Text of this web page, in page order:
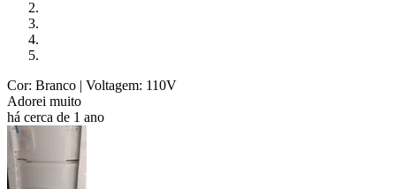
Cor: Branco | Voltagem: 110V
Adorei muito
há cerca de 1 ano